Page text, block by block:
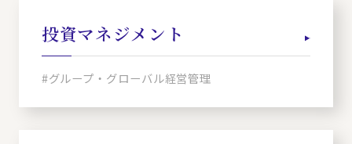
投資マネジメント
#グループ・グローバル経営管理